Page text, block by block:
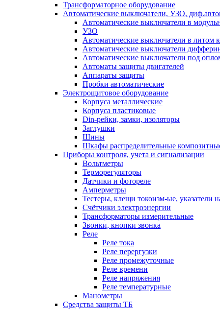
Трансформаторное оборудование
Автоматические выключатели, УЗО,
Автоматические выключатели в
УЗО
Автоматические выключатели в литом
Автоматические выключатели
Автоматические выключатели под
Автоматы защиты двигателей
Аппараты защиты
Пробки автоматические
Электрощитовое оборудование
Корпуса металлические
Корпуса пластиковые
Din-рейки, замки, изоляторы
Заглушки
Шины
Шкафы распределительные
Приборы контроля, учета и сигнализации
Вольтметры
Терморегуляторы
Датчики и фотореле
Амперметры
Тестеры, клещи токоизм-ые, указатели
Счётчики электроэнергии
Трансформаторы измерительные
Звонки, кнопки звонка
Реле
Реле тока
Реле перергузки
Реле промежуточные
Реле времени
Реле напряжения
Реле температурные
Манометры
Средства защиты ТБ